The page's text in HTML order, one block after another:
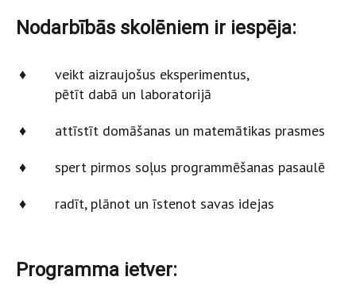
Nodarbībās skolēniem ir iespēja:
♦
veikt aizraujošus eksperimentus,
pētīt dabā un laboratorijā
♦
attīstīt domāšanas un matemātikas prasmes
♦
spert pirmos soļus programmēšanas pasaulē
♦
radīt, plānot un īstenot savas idejas
Programma ietver: